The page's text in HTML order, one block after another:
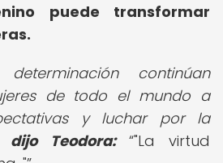
puede transformar
continúan
de todo el mundo a
y luchar por la
dijo Teodora:
"La virtud